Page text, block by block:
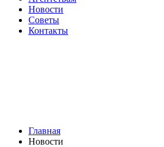
Новости
Советы
Контакты
Главная
Новости